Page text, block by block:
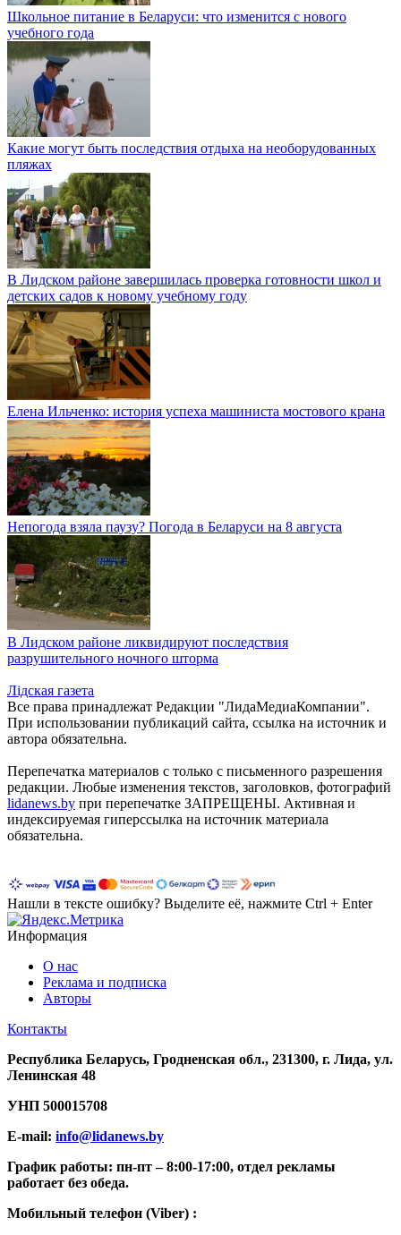
Школьное питание в Беларуси: что изменится с нового
учебного года
Какие могут быть последствия отдыха на необорудованных
пляжах
В Лидском районе завершилась проверка готовности школ и
детских садов к новому учебному году
Елена Ильченко: история успеха машиниста мостового крана
Непогода взяла паузу? Погода в Беларуси на 8 августа
В Лидском районе ликвидируют последствия
разрушительного ночного шторма
Лiдская газета
Все права принадлежат Редакции "ЛидаМедиаКомпании".
При использовании публикаций сайта, ссылка на источник и
автора обязательна.
Перепечатка материалов c только с письменного разрешения
редакции. Любые изменения текстов, заголовков, фотографий
lidanews.by при перепечатке ЗАПРЕЩЕНЫ. Активная и
индексируемая гиперссылка на источник материала
обязательна.
Нашли в тексте ошибку? Выделите её, нажмите Ctrl + Enter
Информация
О нас
Реклама и подписка
Авторы
Контакты
Республика Беларусь, Гродненская обл., 231300, г. Лида, ул.
Ленинская 48
УНП 500015708
E-mail: info@lidanews.by
График работы: пн-пт –8:00-17:00, отдел рекламы
работает без обеда.
Мобильный телефон (Viber) :